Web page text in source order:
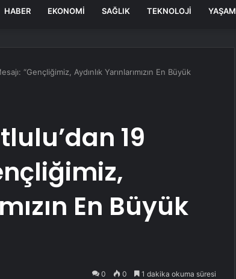
HABER EKONOMI SAĞLIK TEKNOLOJI YAŞAM
“Gençliğimiz, Aydınlık Yarınlarımızın En Büyük
19
En Büyük
0 0 1 dakika okuma süresi